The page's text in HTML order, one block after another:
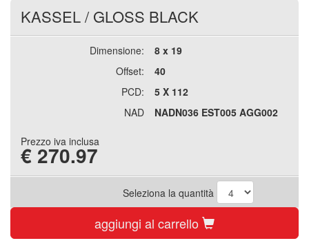
KASSEL/ GLOSS BLACK
Dimensione:
8 x 19
Offset:
40
PCD:
5 X 112
NAD
NADN036 EST005 AGG002
Prezzo iva inclusa
€ 270.97
Seleziona la quantità
aggiungi al carrello